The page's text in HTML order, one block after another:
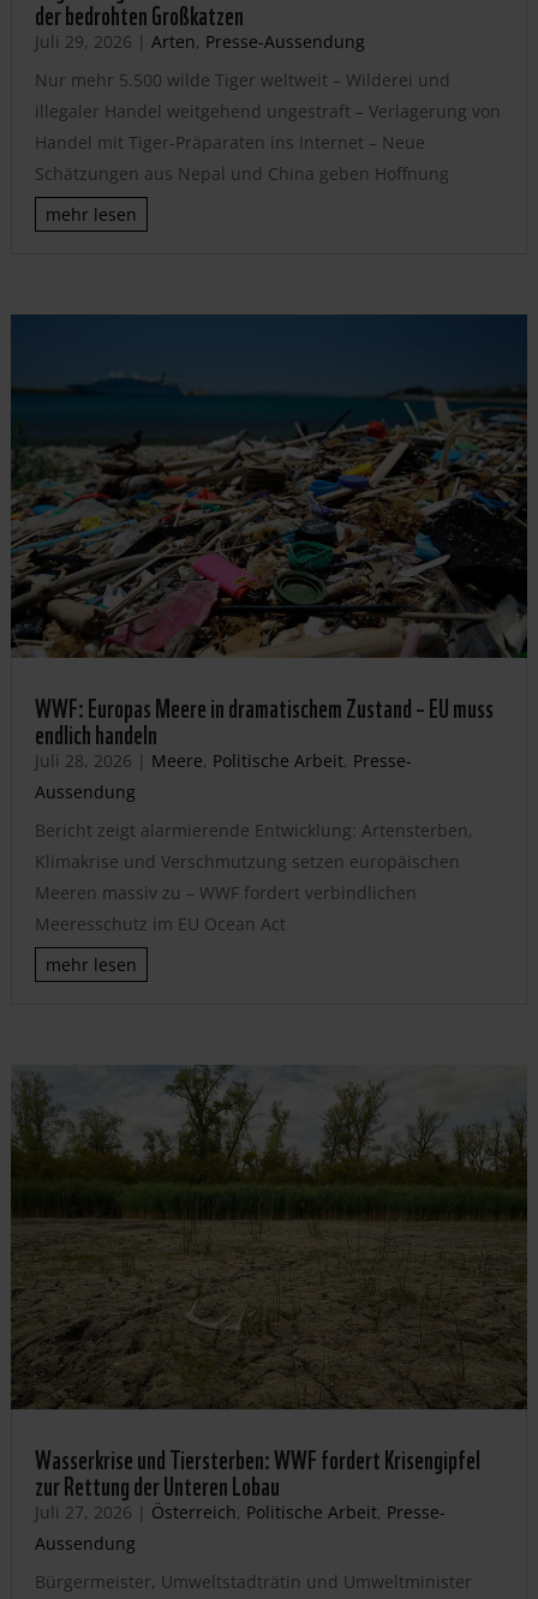
der bedrohten Großkatzen
Juli 29, 2026 | Arten, Presse-Aussendung
Nur mehr 5.500 wilde Tiger weltweit – Wilderei und
illegaler Handel weitgehend ungestraft – Verlagerung von
Handel mit Tiger-Präparaten ins Internet – Neue
Schätzungen aus Nepal und China geben Hoffnung
mehr lesen
WWF: Europas Meere in dramatischem Zustand – EU muss
endlich handeln
Juli 28, 2026 | Meere, Politische Arbeit, Presse-
Aussendung
Bericht zeigt alarmierende Entwicklung: Artensterben,
Klimakrise und Verschmutzung setzen europäischen
Meeren massiv zu – WWF fordert verbindlichen
Meeresschutz im EU Ocean Act
mehr lesen
Wasserkrise und Tiersterben: WWF fordert Krisengipfel
zur Rettung der Unteren Lobau
Juli 27, 2026 | Österreich, Politische Arbeit, Presse-
Aussendung
Bürgermeister, Umweltstadträtin und Umweltminister